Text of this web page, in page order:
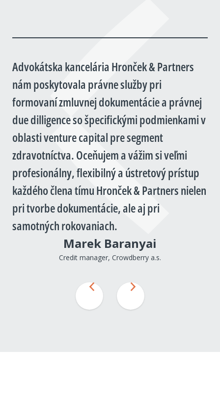
Advokátska kancelária Hronček & Partners
nám poskytovala právne služby pri
formovaní zmluvnej dokumentácie a právnej
due dilligence so špecifickými podmienkami v
oblasti venture capital pre segment
zdravotníctva. Oceňujem a vážim si veľmi
profesionálny, flexibilný a ústretový prístup
každého člena tímu Hronček & Partners nielen
pri tvorbe dokumentácie, ale aj pri
samotných rokovaniach.
Marek Baranyai
Credit manager, Crowdberry a.s.
PredchádzajúciNasledujúci